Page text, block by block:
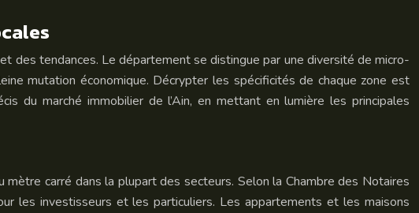
des tendances. Le département se distingue par une diversité de micro-
mutation économique. Décrypter les spécificités de chaque zone est
du marché immobilier de l’Ain, en mettant en lumière les principales
mètre carré dans la plupart des secteurs. Selon la Chambre des Notaires
les investisseurs et les particuliers. Les appartements et les maisons